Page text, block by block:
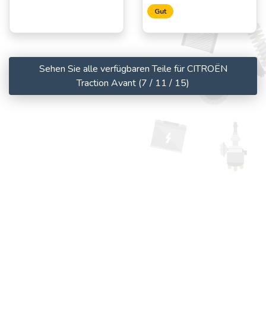
Gut
Sehen Sie alle verfügbaren Teile für CITROËN
Traction Avant (7 / 11 / 15)